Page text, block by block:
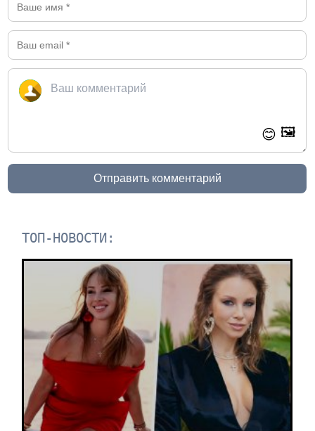
😊 🖼️
Отправить комментарий
ТОП-НОВОСТИ: